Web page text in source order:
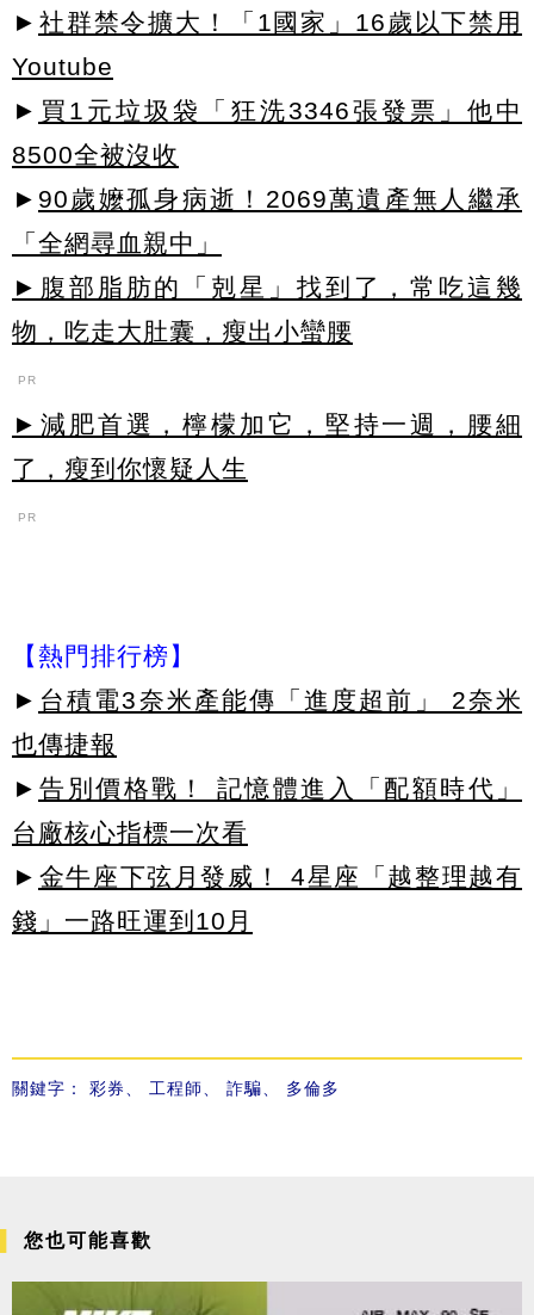
► 社群禁令擴大！「1國家」16歲以下禁用
Youtube
► 買1元垃圾袋「狂洗3346張發票」他中
8500全被沒收
► 90歲嬤孤身病逝！2069萬遺產無人繼承
「全網尋血親中」
►腹部脂肪的「剋星」找到了，常吃這幾
物，吃走大肚囊，瘦出小蠻腰
PR
►減肥首選，檸檬加它，堅持一週，腰細
了，瘦到你懷疑人生
PR
【熱門排行榜】
► 台積電3奈米產能傳「進度超前」 2奈米
也傳捷報
► 告別價格戰！ 記憶體進入「配額時代」
台廠核心指標一次看
► 金牛座下弦月發威！ 4星座「越整理越有
錢」一路旺運到10月
關鍵字： 彩券 工程師 詐騙 多倫多
您也可能喜歡